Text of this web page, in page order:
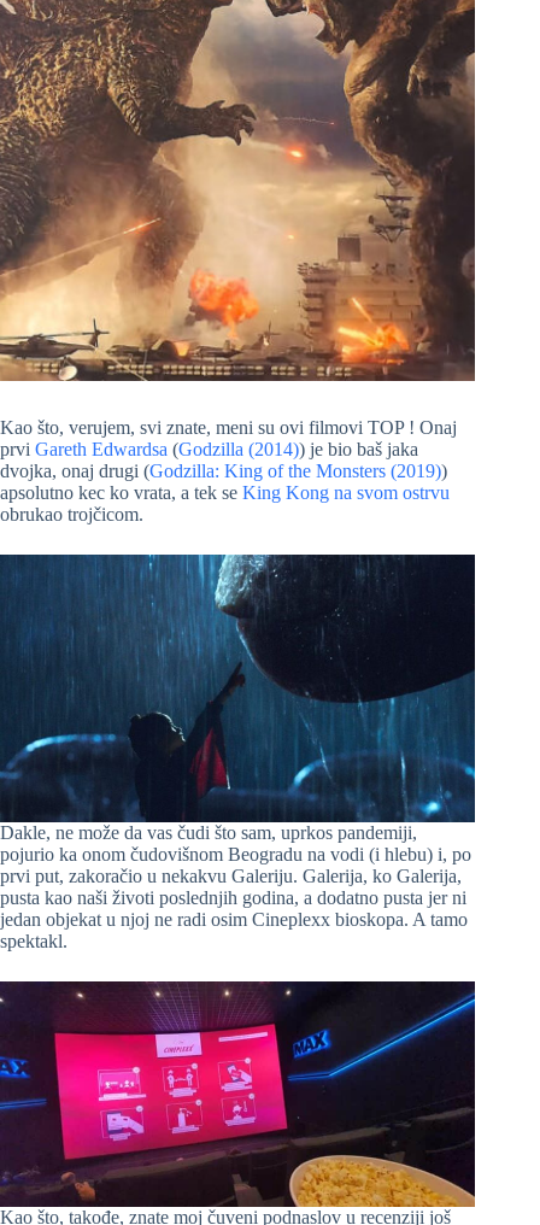
Kao što, verujem, svi znate, meni su ovi filmovi TOP ! Onaj
prvi Gareth Edwardsa (Godzilla (2014)) je bio baš jaka
dvojka, onaj drugi (Godzilla: King of the Monsters (2019))
apsolutno kec ko vrata, a tek se King Kong na svom ostrvu
obrukao trojčicom.
Dakle, ne može da vas čudi što sam, uprkos pandemiji,
pojurio ka onom čudovišnom Beogradu na vodi (i hlebu) i, po
prvi put, zakoračio u nekakvu Galeriju. Galerija, ko Galerija,
pusta kao naši životi poslednjih godina, a dodatno pusta jer ni
jedan objekat u njoj ne radi osim Cineplexx bioskopa. A tamo
spektakl.
Kao što, takođe, znate moj čuveni podnaslov u recenziji još